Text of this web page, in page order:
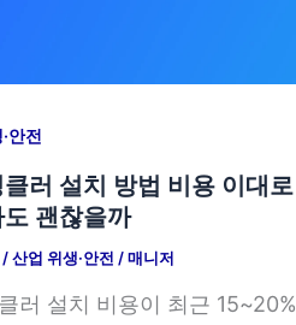
안전
러 설치 방법 비용 이대로
괜찮을까
/산업 위생·안전 /매니저
러 설치 비용이 최근 15~20%